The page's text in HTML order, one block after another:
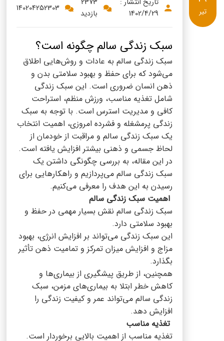
سینما دوماس
دانستنی های سلامت
گالری تصاویر
English
Russian
Arabic
Turkish
1402/4/29
بازدید
140204252303 تیر
سبک زندگی سالم چگونه است؟
سبک زندگی سالم به عادات و روش‌هایی اطلاق
می‌شود که برای حفظ و بهبود سلامتی بدن و
ذهن انسان ضروری است. این سبک زندگی
شامل تغذیه مناسب، ورزش منظم، استراحت
کافی و مدیریت استرس است. با توجه به سبک
زندگی پرمشغله و فشرده امروزی، اهمیت انتخاب
یک سبک زندگی سالم و مراقبت از خودمان از
لحاظ جسمی و ذهنی بیشتر افزایش یافته است.
در این مقاله، به بررسی چگونگی داشتن یک
سبک زندگی سالم می‌پردازیم و راهکارهایی برای
رسیدن به این هدف را معرفی می‌کنیم.
اهمیت سبک زندگی سالم
سبک زندگی سالم نقش بسیار مهمی در حفظ و
بهبود سلامتی دارد.
این سبک زندگی می‌تواند بر افزایش انرژی، بهبود
مزاج و افزایش میزان تمرکز و تمامیت ذهن تأثیر
بگذارد.
همچنین، از طریق پیشگیری از بیماری‌ها و
کاهش خطر ابتلا به بیماری‌های مزمن، سبک
زندگی سالم می‌تواند عمر و کیفیت زندگی را
افزایش دهد.
تغذیه مناسب
تغذیه مناسب از اهمیت بالایی برخوردار است.